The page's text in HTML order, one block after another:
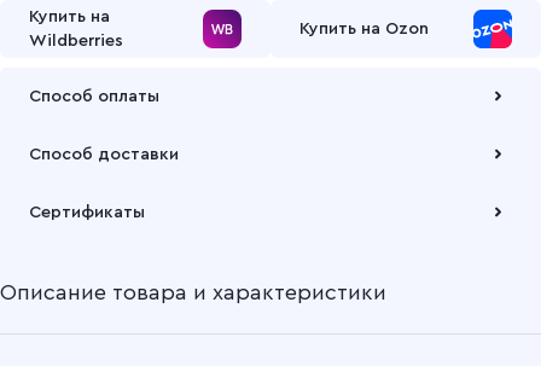
Купить на
Wildberries
Купить на Ozon
Способ оплаты
Способ доставки
наших складов или через транспортную компанию на Ваш
Подробнее
Сертификаты
Описание товара и характеристики